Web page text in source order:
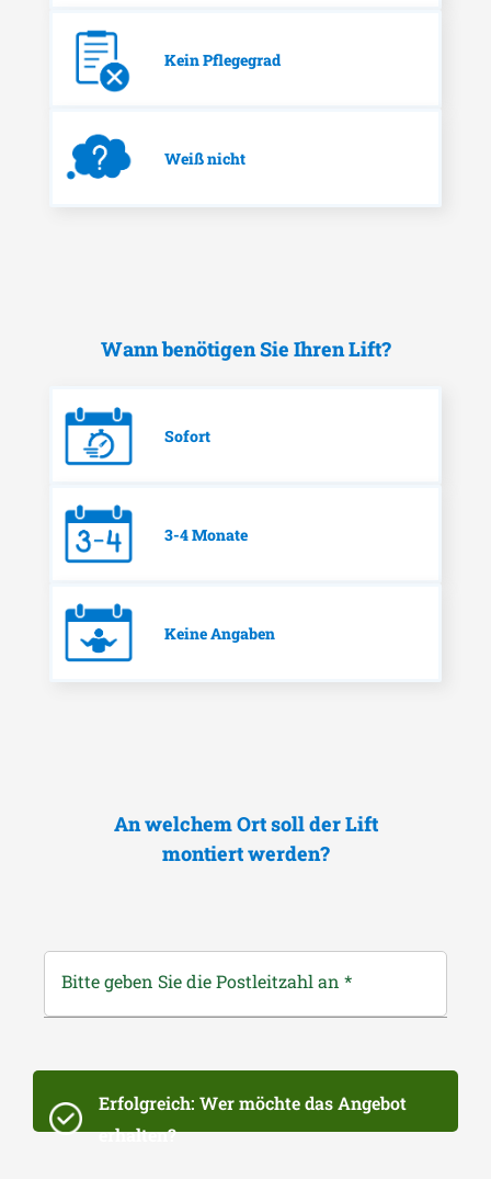
Kein Pflegegrad
Weiß nicht
Wann benötigen Sie Ihren Lift?
Sofort
3-4 Monate
Keine Angaben
An welchem Ort soll der Lift
montiert werden?
Bitte geben Sie die Postleitzahl an *
Erfolgreich: Wer möchte das Angebot
erhalten?